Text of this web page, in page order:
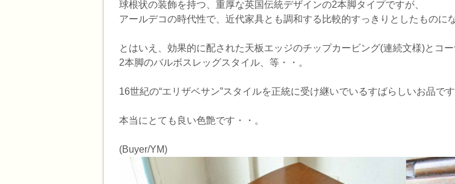
球根状の装飾を持つ、重厚な英国伝統デザインの2本脚タイプですが、
アールデコの時代性で、近代家具とも調和する比較的すっきりとしたものに
とはいえ、効果的に配された天板エッジのチップカービング(連続文様)とコ
2本脚のバルボスレッグスタイル、等・・。
16世紀の“エリザベサン”スタイルを正統に受け継いでいるすばらしいお品です
本当にとても良い色艶です・・。
(Buyer/YM)